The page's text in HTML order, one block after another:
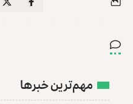
مهم‌ترین خبرها